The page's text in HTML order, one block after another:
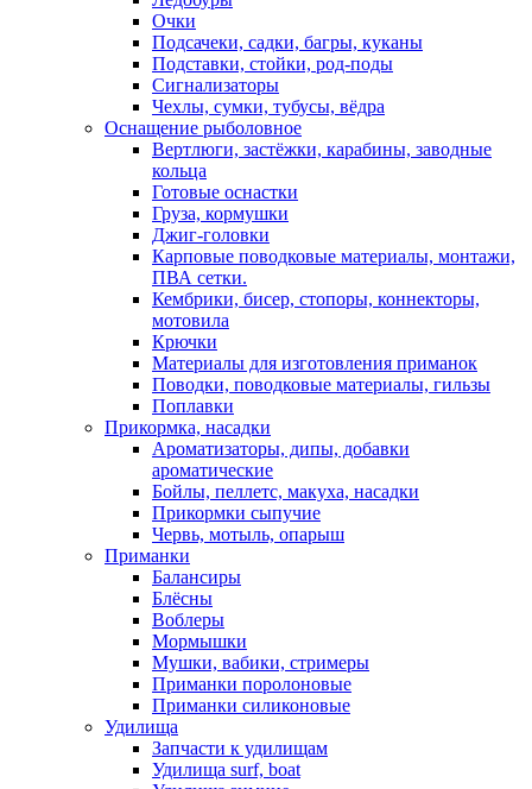
Очки
Подсачеки, садки, багры, куканы
Подставки, стойки, род-поды
Сигнализаторы
Чехлы, сумки, тубусы, вёдра
Оснащение рыболовное
Вертлюги, застёжки, карабины, заводные
кольца
Готовые оснастки
Груза, кормушки
Джиг-головки
Карповые поводковые материалы, монтажи,
ПВА сетки.
Кембрики, бисер, стопоры, коннекторы,
мотовила
Крючки
Материалы для изготовления приманок
Поводки, поводковые материалы, гильзы
Поплавки
Прикормка, насадки
Ароматизаторы, дипы, добавки
ароматические
Бойлы, пеллетс, макуха, насадки
Прикормки сыпучие
Червь, мотыль, опарыш
Приманки
Балансиры
Блёсны
Воблеры
Мормышки
Мушки, вабики, стримеры
Приманки поролоновые
Приманки силиконовые
Удилища
Запчасти к удилищам
Удилища surf, boat